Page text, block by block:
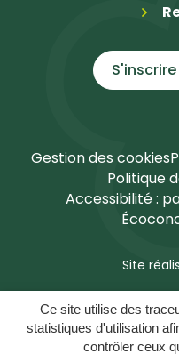
Ce site utilise des
statistiques d'utilisation
contrôler ceux
Gestion des cookies
Politique
Accessibilité :
Site